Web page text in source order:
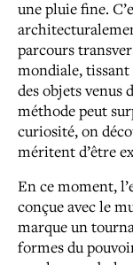
une pluie fine.
parcours
mondiale,
des objets venus
méthode peut
curiosité, on
méritent d’être
En ce moment,
conçue avec le
marque un
formes du